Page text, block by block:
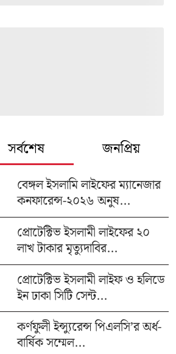
সর্বশেষ জনপ্রিয়
বেঙ্গল ইসলামি লাইফের ম্যানেজার
কনফারেন্স-২০২৬ অনুষ...
প্রোটেক্টিভ ইসলামী লাইফের ২০
লাখ টাকার মৃত্যুদাবির...
প্রোটেক্টিভ ইসলামী লাইফ ও হলিডে
ইন ঢাকা সিটি সেন্ট...
কর্ণফুলী ইন্স্যুরেন্স পিএলসি’র অর্ধ-
বার্ষিক সম্মেল...